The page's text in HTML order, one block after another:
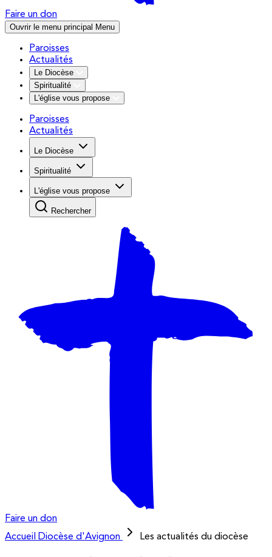
Faire un don
Ouvrir le menu principal Menu
Paroisses
Actualités
Le Diocèse
Spiritualité
L'église vous propose
Paroisses
Actualités
Le Diocèse
Spiritualité
L'église vous propose
Rechercher
Faire un don
Accueil
Diocèse d'Avignon Les actualités du diocèse